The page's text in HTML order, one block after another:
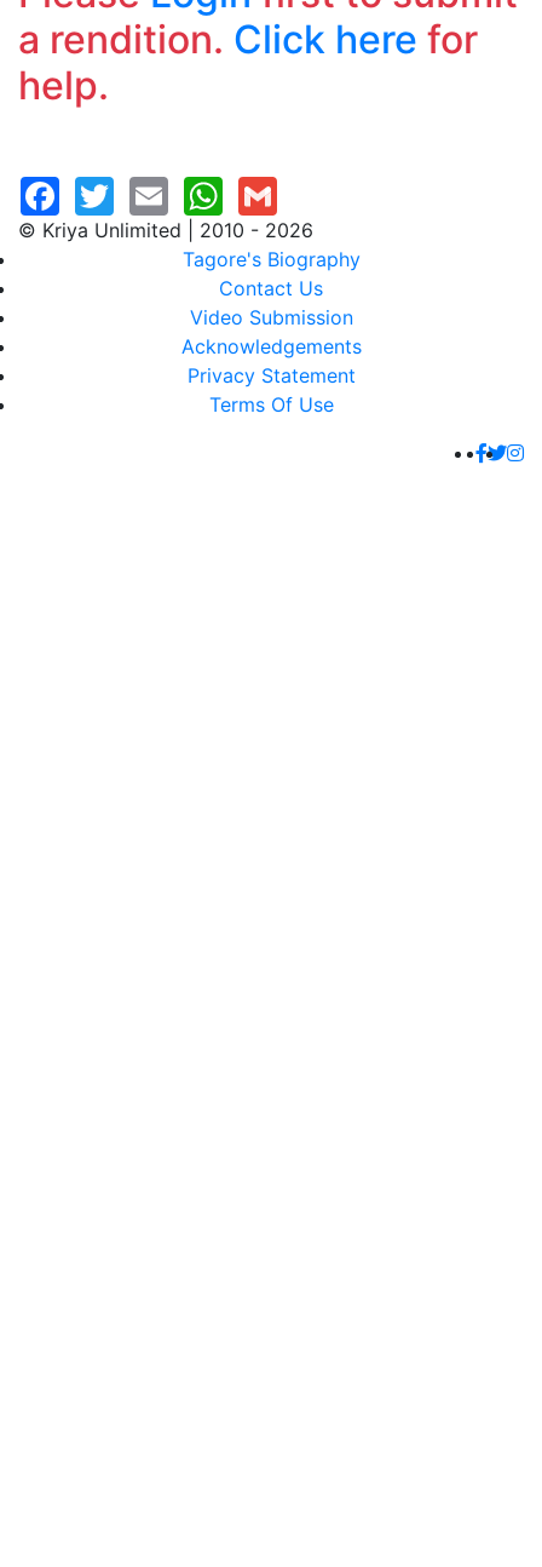
a rendition. Click here for
help.
© Kriya Unlimited | 2010 - 2026
Tagore's Biography
Contact Us
Video Submission
Acknowledgements
Privacy Statement
Terms Of Use